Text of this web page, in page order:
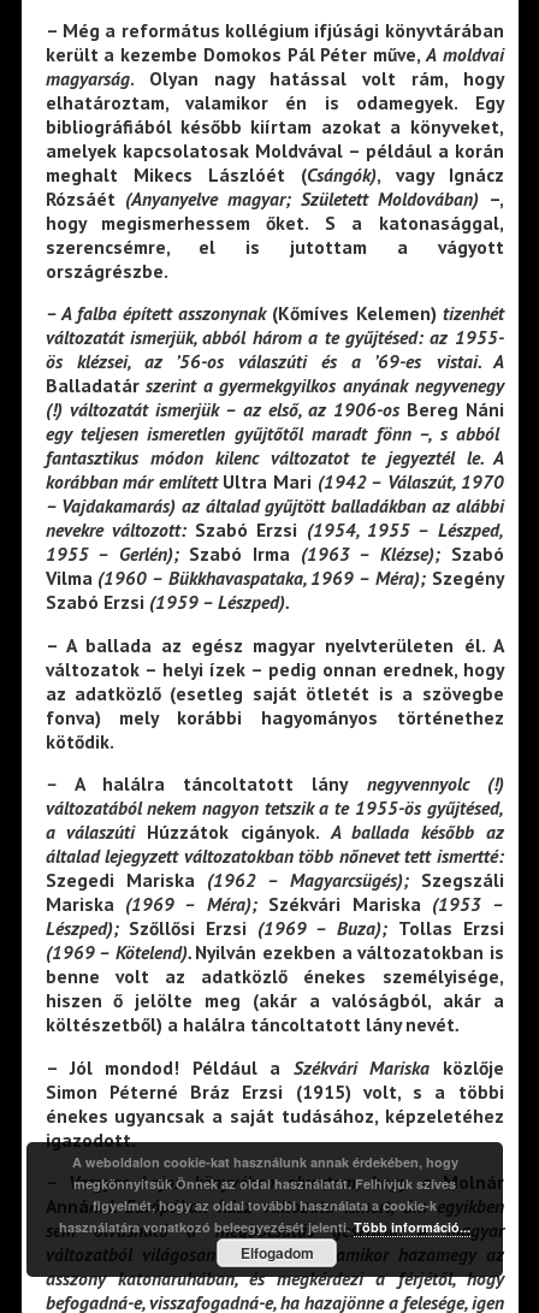
– Még a református kollégium ifjúsági könyvtárában
került a kezembe Domokos Pál Péter műve, A moldvai
magyarság. Olyan nagy hatással volt rám, hogy
elhatároztam, valamikor én is odamegyek. Egy
bibliográfiából később kiírtam azokat a könyveket,
amelyek kapcsolatosak Moldvával – például a korán
meghalt Mikecs Lászlóét (Csángók), vagy Ignácz
Rózsáét (Anyanyelve magyar; Született Moldovában) –,
hogy megismerhessem őket. S a katonasággal,
szerencsémre, el is jutottam a vágyott
országrészbe.
– A falba épített asszonynak (Kőmíves Kelemen) tizenhét
változatát ismerjük, abból három a te gyűjtésed: az 1955-
ös klézsei, az ’56-os válaszúti és a ’69-es vistai. A
Balladatárszerint a gyermekgyilkos anyának negyvenegy
(!) változatát ismerjük – az első, az 1906-os Bereg Náni
egy teljesen ismeretlen gyűjtőtől maradt fönn –, s abból
fantasztikus módon kilenc változatot te jegyeztél le. A
korábban már említett Ultra Mari (1942 – Válaszút, 1970
– Vajdakamarás) az általad gyűjtött balladákban az alábbi
nevekre változott:Szabó Erzsi (1954, 1955 – Lészped,
1955 – Gerlén);Szabó Irma (1963 – Klézse); Szabó
Vilma (1960 – Bükkhavaspataka, 1969 – Méra); Szegény
Szabó Erzsi (1959 – Lészped).
– A ballada az egész magyar nyelvterületen él. A
változatok – helyi ízek – pedig onnan erednek, hogy
az adatközlő (esetleg saját ötletét is a szövegbe
fonva) mely korábbi hagyományos történethez
kötődik.
– A halálra táncoltatott lánynegyvennyolc (!)
változatából nekem nagyon tetszik a te 1955-ös gyűjtésed,
a válaszúti Húzzátok cigányok.A ballada később az
általad lejegyzett változatokban több nőnevet tett ismertté:
Szegedi Mariska (1962 – Magyarcsügés); Szegszáli
Mariska (1969 – Méra); Székvári Mariska (1953 –
Lészped); Szőllősi Erzsi (1969 – Buza); Tollas Erzsi
(1969 – Kötelend). Nyilván ezekben a változatokban is
benne volt az adatközlő énekes személyisége,
hiszen ő jelölte meg (akár a valóságból, akár a
költészetből) a halálra táncoltatott lány nevét.
– Jól mondod! Például a Székvári Mariska közlője
Simon Péterné Bráz Erzsi (1915) volt, s a többi
énekes ugyancsak a saját tudásához, képzeletéhez
igazodott.
– Vargyas Lajos könyvében olvastam, hogy aMolnár
Annának Európában húsz változata ismert, ám egyikben
sem olvasható a megbocsátás gesztusa. A magyar
változatból világosan kiderül, hogy amikor hazamegy az
asszony katonaruhában, és megkérdezi a férjétől, hogy
befogadná-e, visszafogadná-e, ha hazajönne a felesége, igen
A weboldalon cookie-kat használunk annak érdekében, hogy
megkönnyítsük Önnek az oldal használatát. Felhívjuk szíves
figyelmét, hogy az oldal további használata a cookie-k
használatára vonatkozó beleegyezését jelenti.Több információ...
Elfogadom